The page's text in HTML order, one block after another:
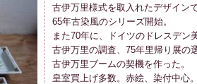
古伊万里様式を取入れたデザイン
65年古染風のシリーズ開始。
また70年に、ドイツのドレスデン
古伊万里の調査、75年里帰り展の
古伊万里ブームの契機を作った。
皇室買上げ多数。赤絵、染付中心。